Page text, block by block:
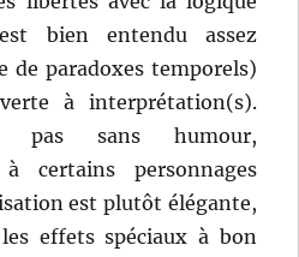
bien entendu assez
de paradoxes temporels)
à interprétation(s).
pas sans humour,
certains personnages
est plutôt élégante,
effets spéciaux à bon